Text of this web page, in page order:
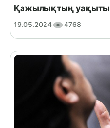
Қажылықтың уақытын
19.05.2024 4768